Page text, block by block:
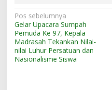
N
a
v
i
Pos sebelumnya
Gelar Upacara Sumpah
Pemuda Ke 97, Kepala
Madrasah Tekankan Nilai-
nilai Luhur Persatuan dan
Nasionalisme Siswa